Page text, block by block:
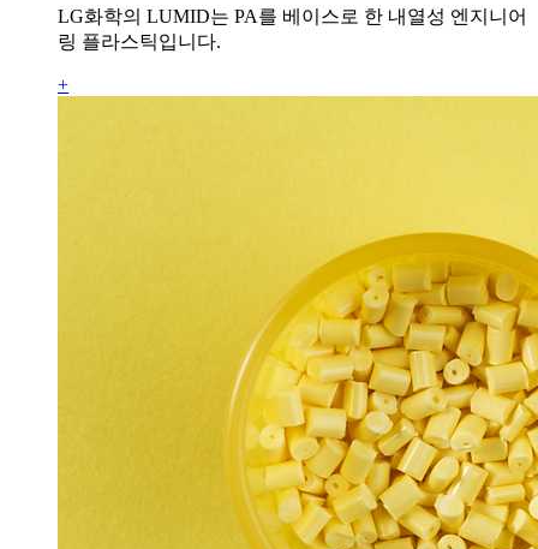
LG화학의 LUMID는 PA를 베이스로 한 내열성 엔지니어
링 플라스틱입니다.
+